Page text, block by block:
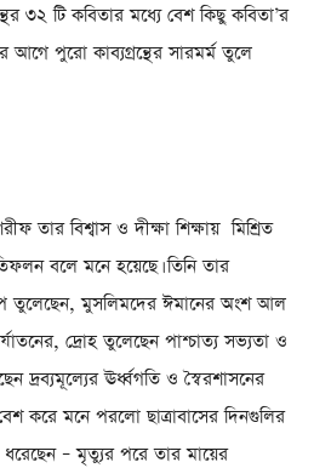
৩২ টি কবিতার মধ্যে বেশ কিছু কবিতা’র
আগে পুরো কাব্যগ্রন্থের সারমর্ম তুলে
তার বিশ্বাস ও দীক্ষা শিক্ষায় মিশ্রিত
বলে মনে হয়েছে। তিনি তার
তুলেছেন, মুসলিমদের ঈমানের অংশ আল
দ্রোহ তুলেছেন পাশ্চাত্য সভ্যতা ও
দ্রব্যমূল্যের ঊর্ধ্বগতি ও স্বৈরশাসনের
করে মনে পরলো ছাত্রাবাসের দিনগুলির
– মৃত্যুর পরে তার মায়ের